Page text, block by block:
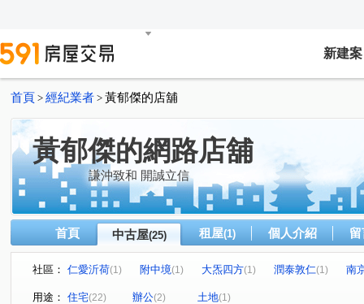
新建案
首頁 > 經紀業者 > 黃郁傑的店舖
黃郁傑的網路店舖
謙沖致和 開誠立信
首頁 中古屋(25) 租屋(1) 個人介紹
社區： 仁愛沂荷(1) 附中境(1) 大炁四方(1) 潤泰敦仁(1)
南
雍居仁愛
敦南自在 台北之星
用途： 住宅(22) 辦公(2) 土地(1)